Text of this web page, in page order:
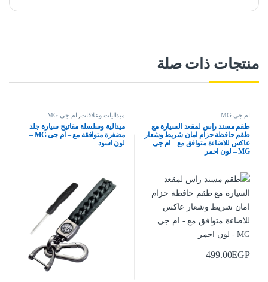
منتجات ذات صلة
ام جى MG
طقم مسند راس لمقعد السيارة مع
طقم حافظة حزام امان شريط وشعار
عاكس للاضاءة متوافق مع – ام جى
MG – لون احمر
499.00EGP
ميداليات وعلاقات, ام جى MG
ميدالية وسلسلة مفاتيح سيارة جلد
مضفرة متوافقة مع – ام جى MG –
لون اسود